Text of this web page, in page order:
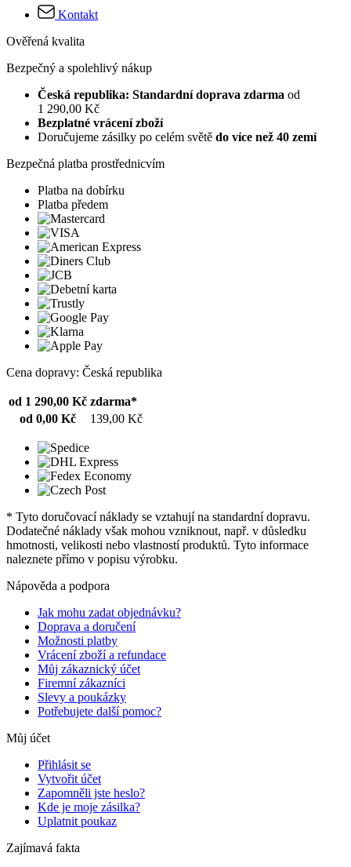
Kontakt
Ověřená kvalita
Bezpečný a spolehlivý nákup
Česká republika: Standardní doprava zdarma od
1 290,00 Kč
Bezplatné vrácení zboží
Doručujeme zásilky po celém světě do více než 40 zemí
Bezpečná platba prostřednicvím
Platba na dobírku
Platba předem
Cena dopravy: Česká republika
od 1 290,00 Kč zdarma*
od 0,00 Kč
139,00 Kč
* Tyto doručovací náklady se vztahují na standardní dopravu.
Dodatečné náklady však mohou vzniknout, např. v důsledku
hmotnosti, velikosti nebo vlastností produktů. Tyto informace
naleznete přímo v popisu výrobku.
Nápověda a podpora
Jak mohu zadat objednávku?
Doprava a doručení
Možnosti platby
Vrácení zboží a refundace
Můj zákaznický účet
Firemní zákazníci
Slevy a poukázky
Potřebujete další pomoc?
Můj účet
Přihlásit se
Vytvořit účet
Zapomněli jste heslo?
Kde je moje zásilka?
Uplatnit poukaz
Zajímavá fakta